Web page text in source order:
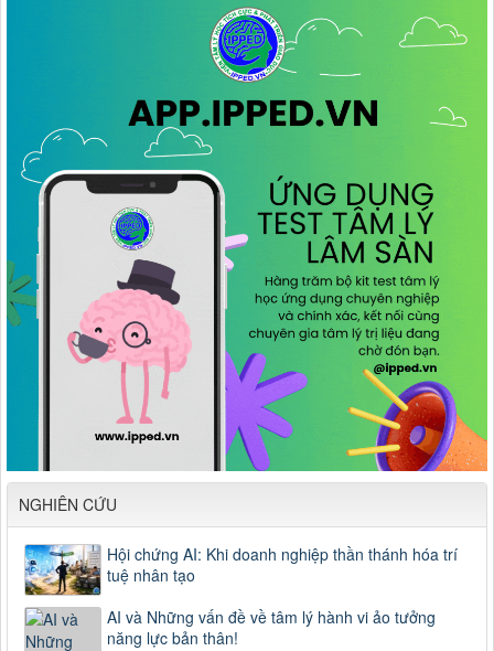
NGHIÊN CỨU
Hội chứng AI: Khi doanh nghiệp thần thánh hóa trí
tuệ nhân tạo
AI và Những vấn đề về tâm lý hành vi ảo tưởng
năng lực bản thân!